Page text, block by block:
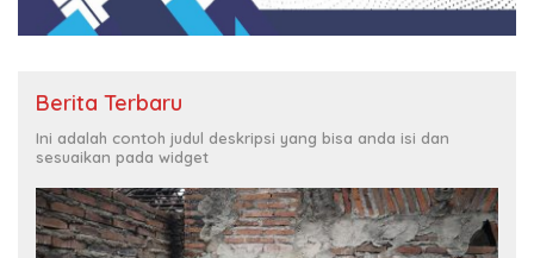
Berita Terbaru
Ini adalah contoh judul deskripsi yang bisa anda isi dan
sesuaikan pada widget